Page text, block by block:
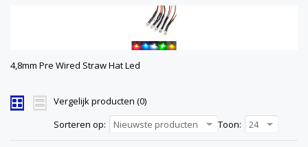
4,8mm Pre Wired Straw Hat Led
Vergelijk producten (0)
Sorteren op:
Nieuwste producten Toon: 24